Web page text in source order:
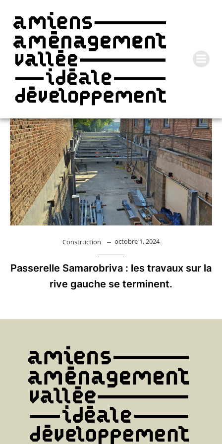
Construction octobre 1, 2024
Passerelle Samarobriva : les travaux sur la
rive gauche se terminent.